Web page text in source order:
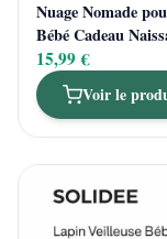
Nuage Nomade
Bébé Cadeau
15,99 €
Voir le